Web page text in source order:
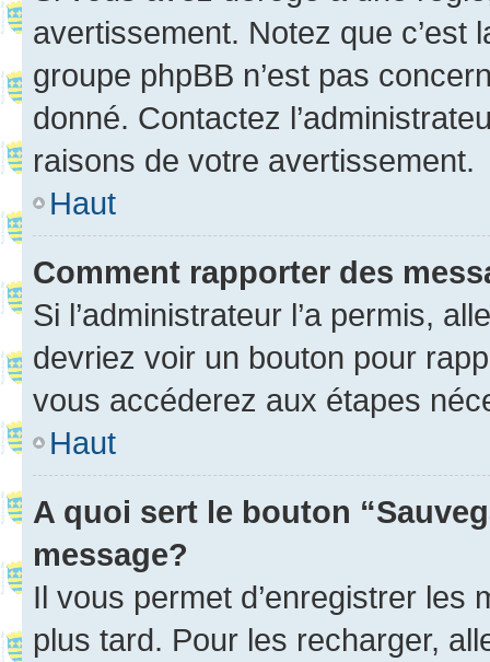
avertissement. Notez que c’est
groupe phpBB n’est pas
donné. Contactez
raisons de votre avertissement.
Haut
Comment rapporter des
Si l’administrateur l’a permis,
devriez voir un bouton pour
vous accéderez aux étapes
Haut
A quoi sert le bouton
message?
Il vous permet d’enregistrer
plus tard. Pour les recharger,